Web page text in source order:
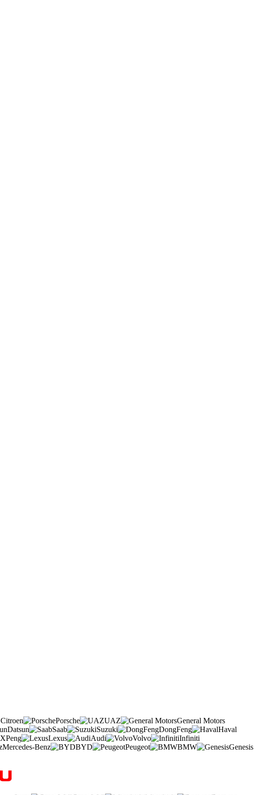
Citroen Porsche UAZ
General Motors
Datsun Saab Suzuki DongFeng
Haval
XPeng Lexus Audi Volvo
Infiniti
Mercedes-Benz BYD Peugeot BMW Genesis